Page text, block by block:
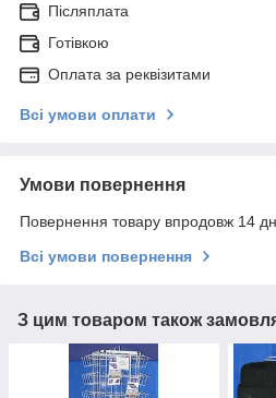
Післяплата
Готівкою
Оплата за реквізитами
Всі умови оплати
Умови повернення
Повернення товару впродовж 14
Всі умови повернення
З цим товаром також